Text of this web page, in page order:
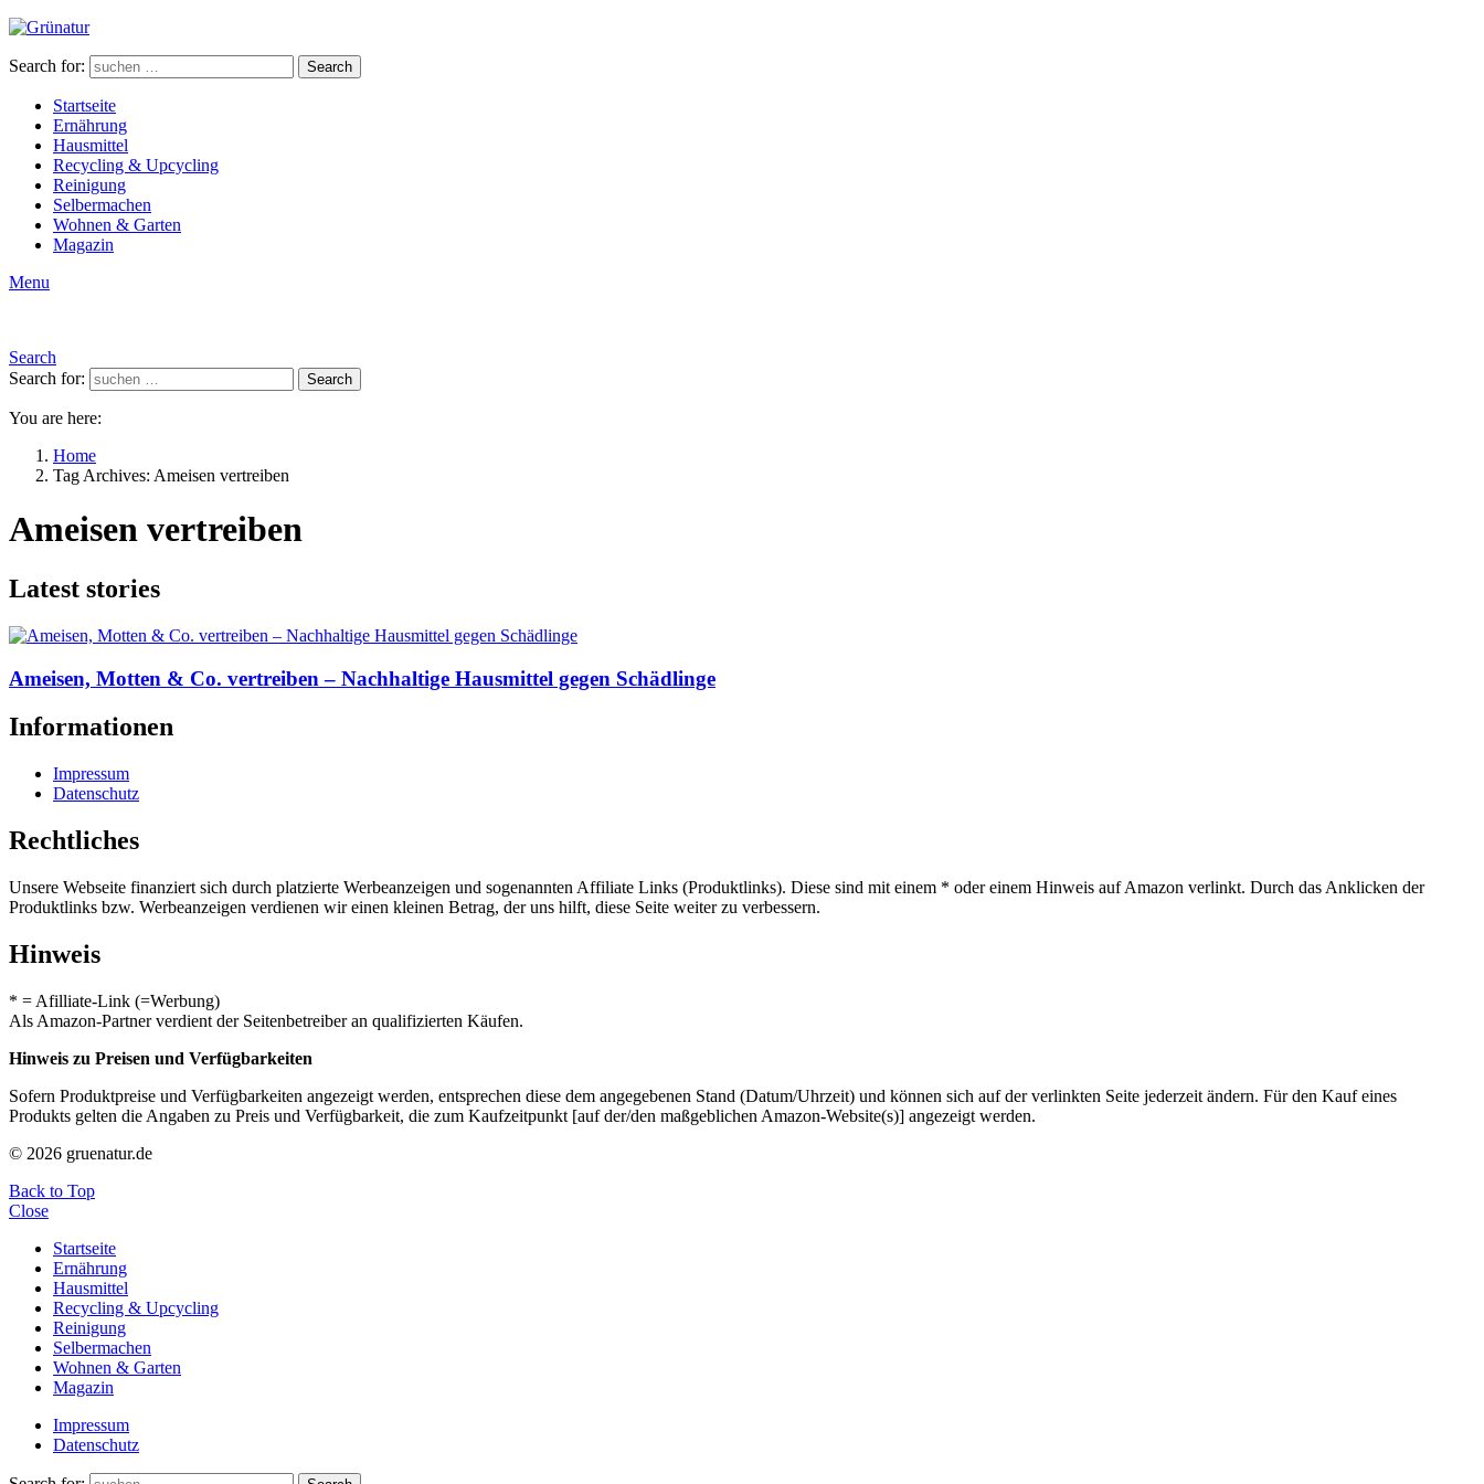
Search for: Search
Startseite
Ernährung
Hausmittel
Recycling & Upcycling
Reinigung
Selbermachen
Wohnen & Garten
Magazin
Menu
Search
Search for:
Search
You are here:
Home
Tag Archives: Ameisen vertreiben
Ameisen vertreiben
Latest stories
Ameisen, Motten & Co. vertreiben – Nachhaltige Hausmittel gegen Schädlinge
Informationen
Impressum
Datenschutz
Rechtliches
Unsere Webseite finanziert sich durch platzierte Werbeanzeigen und sogenannten Affiliate Links (Produktlinks). Diese sind mit einem * oder einem Hinweis auf Amazon verlinkt. Durch das Anklicken der
Produktlinks bzw. Werbeanzeigen verdienen wir einen kleinen Betrag, der uns hilft, diese Seite weiter zu verbessern.
Hinweis
* = Afilliate-Link (=Werbung)
Als Amazon-Partner verdient der Seitenbetreiber an qualifizierten Käufen.
Hinweis zu Preisen und Verfügbarkeiten
Sofern Produktpreise und Verfügbarkeiten angezeigt werden, entsprechen diese dem angegebenen Stand (Datum/Uhrzeit) und können sich auf der verlinkten Seite jederzeit ändern. Für den Kauf eines
Produkts gelten die Angaben zu Preis und Verfügbarkeit, die zum Kaufzeitpunkt [auf der/den maßgeblichen Amazon-Website(s)] angezeigt werden.
© 2026 gruenatur.de
Back to Top
Close
Startseite
Ernährung
Hausmittel
Recycling & Upcycling
Reinigung
Selbermachen
Wohnen & Garten
Magazin
Impressum
Datenschutz